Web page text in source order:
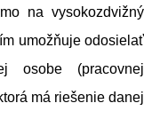
na vysokozdvižný
umožňuje odosielať
osobe (pracovnej
má riešenie danej